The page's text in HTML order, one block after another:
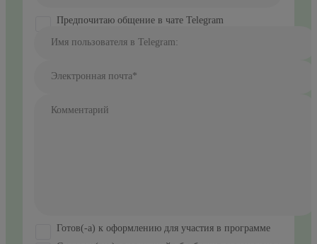
+1Предпочитаю общение в чате Telegram
Имя пользователя в Telegram:
Электронная почта*
Комментарий
Готов(-а) к оформлению для участия в программе